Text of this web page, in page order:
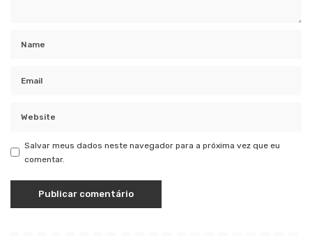
Salvar meus dados neste navegador para a próxima vez que eu
comentar.